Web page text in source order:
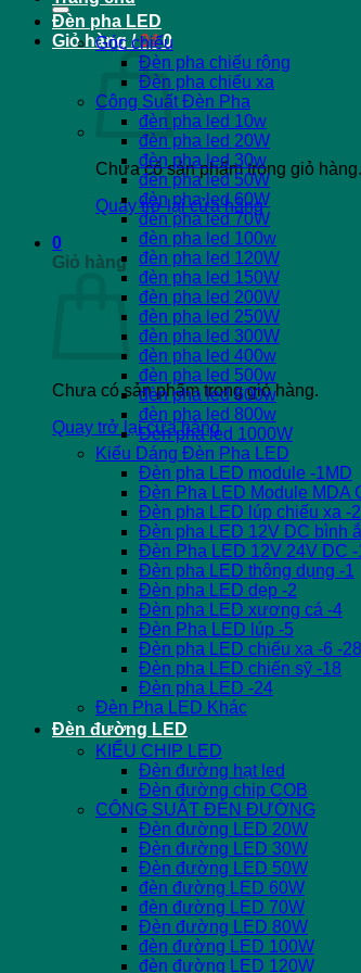
Giỏ hàng /0₫ 0
Chưa có sản phẩm trong giỏ hàng.
Quay trở lại cửa hàng
0
Giỏ hàng
Chưa có sản phẩm trong giỏ hàng.
Quay trở lại cửa hàng
Đèn pha LED
Góc chiếu
Đèn pha chiếu rộng
Đèn pha chiếu xa
Công Suất Đèn Pha
đèn pha led 10w
đèn pha led 20W
đèn pha led 30w
đèn pha led 50W
đèn pha led 60W
đèn pha led 70W
đèn pha led 100w
đèn pha led 120W
đèn pha led 150W
đèn pha led 200W
đèn pha led 250W
đèn pha led 300W
đèn pha led 400w
đèn pha led 500w
đèn pha led 600w
đèn pha led 800w
Đèn pha led 1000W
Kiểu Dáng Đèn Pha LED
Đèn pha LED module -1MD
Đèn Pha LED Module MDA
Đèn pha LED lúp chiếu xa -
Đèn pha LED 12V DC bình
Đèn Pha LED 12V 24V DC
Đèn pha LED thông dụng -1
Đèn pha LED dẹp -2
Đèn pha LED xương cá -4
Đèn Pha LED lúp -5
Đèn pha LED chiếu xa -6 -28
Đèn pha LED chiến sỹ -18
Đèn pha LED -24
Đèn Pha LED Khác
Đèn đường LED
KIỂU CHIP LED
Đèn đường hạt led
Đèn đường chip COB
CÔNG SUẤT ĐÈN ĐƯỜNG
Đèn đường LED 20W
Đèn đường LED 30W
Đèn đường LED 50W
đèn đường LED 60W
đèn đường LED 70W
Đèn đường LED 80W
đèn đường LED 100W
đèn đường LED 120W